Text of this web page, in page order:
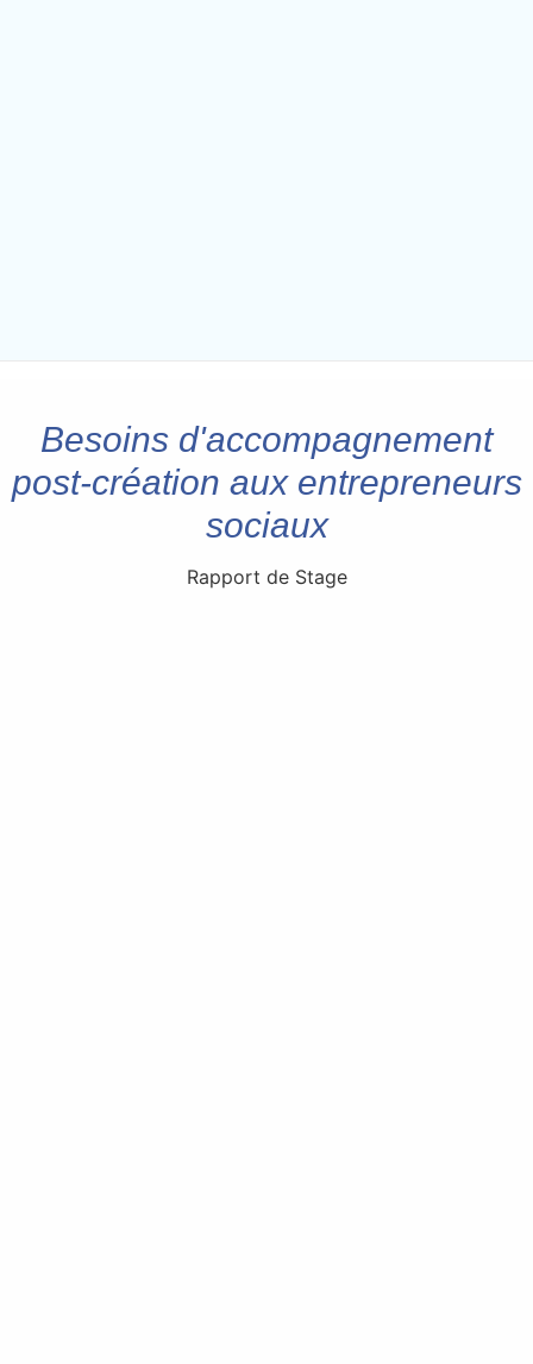
Besoins d'accompagnement
post-création aux entrepreneurs
sociaux
Rapport de Stage